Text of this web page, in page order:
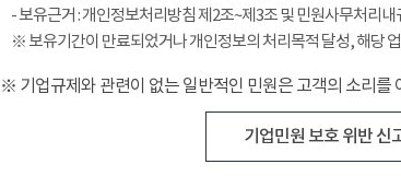
- 보유근거 : 개인정보처리방침 제2조~제3조 및 민원사무처리내
※ 보유기간이 만료되었거나 개인정보의 처리목적 달성, 해당
※ 기업규제와 관련이 없는 일반적인 민원은 고객의 소리를
기업민원 보호 위반 신